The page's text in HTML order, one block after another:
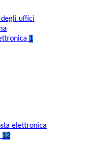
uffici
1
elettronica
12